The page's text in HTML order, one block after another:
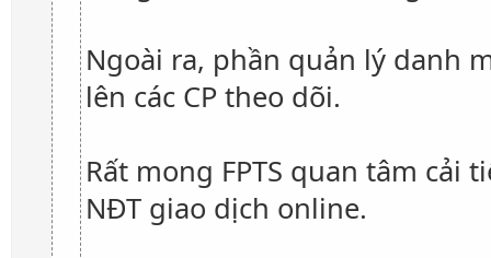
Ngoài ra, phần quản lý danh
lên các CP theo dõi.
Rất mong FPTS quan tâm
NĐT giao dịch online.